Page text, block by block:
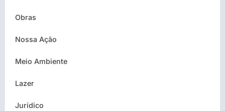
Obras
Nossa Ação
Meio Ambiente
Lazer
Jurídico